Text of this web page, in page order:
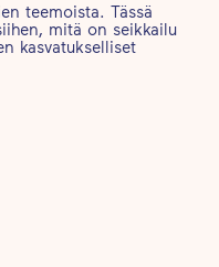
teemoista. Tässä
mitä on seikkailu
kasvatukselliset